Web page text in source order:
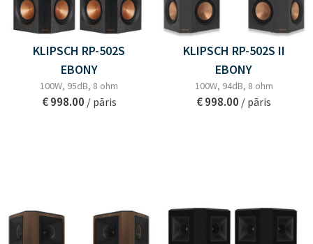
KLIPSCH RP-502S
EBONY
100W, 95dB, 8 ohm
€ 998.00 / pāris
KLIPSCH RP-502S II
EBONY
100W, 94dB, 8 ohm
€ 998.00 / pāris